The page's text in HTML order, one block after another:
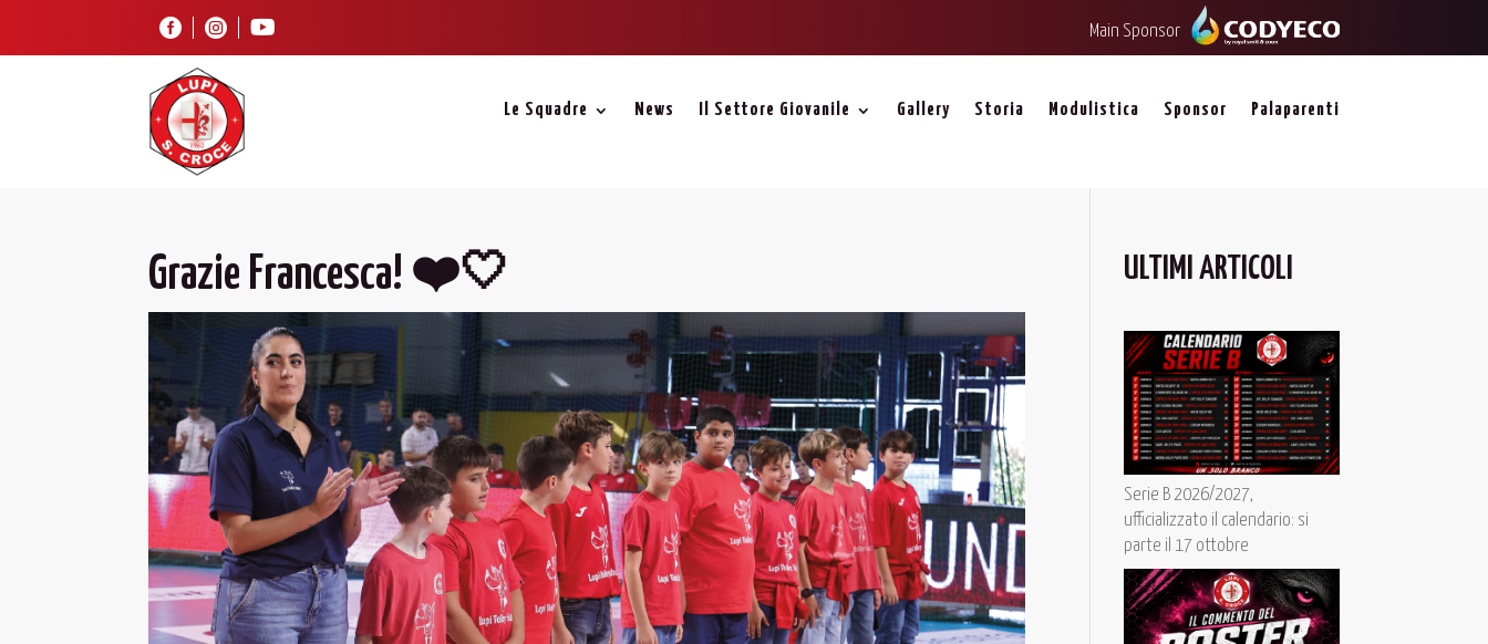
   Main Sponsor
Le Squadre News Il Settore Giovanile Gallery Storia Modulistica Sponsor Palaparenti
Grazie Francesca! ❤️🤍 ULTIMI ARTICOLI
Serie B 2026/2027,
ufficializzato il calendario: si
parte il 17 ottobre